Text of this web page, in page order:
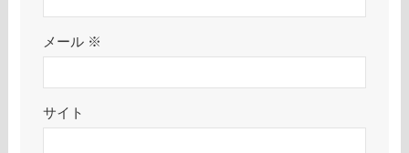
メール ※
サイト